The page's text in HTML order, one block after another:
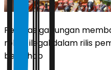
Petugas gabungan
rokok ilegal dalam rilis
bertahap